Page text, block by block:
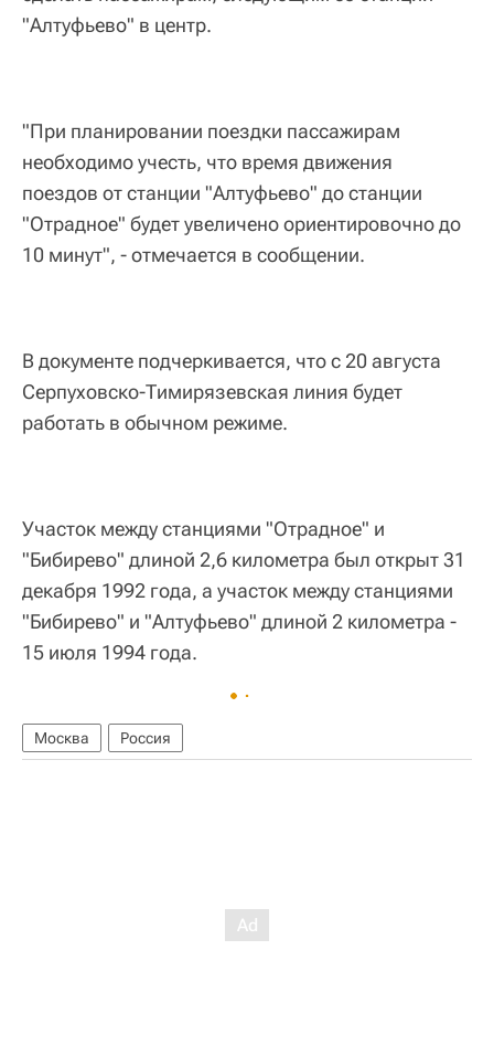
"Алтуфьево" в центр.
"При планировании поездки пассажирам
необходимо учесть, что время движения
поездов от станции "Алтуфьево" до станции
"Отрадное" будет увеличено ориентировочно до
10 минут", - отмечается в сообщении.
В документе подчеркивается, что с 20 августа
Серпуховско-Тимирязевская линия будет
работать в обычном режиме.
Участок между станциями "Отрадное" и
"Бибирево" длиной 2,6 километра был открыт 31
декабря 1992 года, а участок между станциями
"Бибирево" и "Алтуфьево" длиной 2 километра -
15 июля 1994 года.
Москва Россия